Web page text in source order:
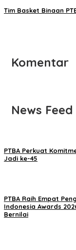
Tim Basket Binaan
Komentar
News Feed
PTBA Perkuat
Jadi ke-45
PTBA Raih Empat
Indonesia Awards
Bernilai